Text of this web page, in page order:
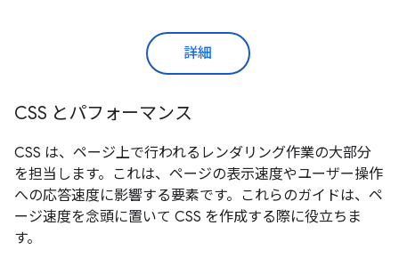
詳細
CSS とパフォーマンス
CSS は、ページ上で行われるレンダリング作業の大部分
を担当します。これは、ページの表示速度やユーザー操作
への応答速度に影響する要素です。これらのガイドは、ペ
ージ速度を念頭に置いて CSS を作成する際に役立ちま
す。